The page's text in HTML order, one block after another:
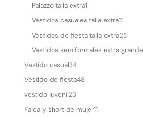
Palazzo talla extra1
Vestidos casuales talla extra11
Vestidos de fiesta talla extra25
Vestidos semiformales extra grande
Vestido casual34
Vestido de fiesta48
vestido juvenil23
Falda y short de mujer11